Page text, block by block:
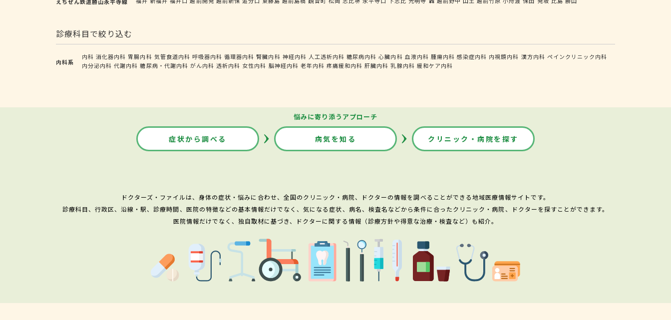
診療科目で絞り込む
内科系
内科 消化器内科 胃腸内科 気管食道内科 呼吸器内科 循環器内科 腎臓内科 神経内科 人工透析内科 糖尿病内科 心臓内科 血液内科 腫瘍内科 感染症内科 内視鏡内科 漢方内科 ペインクリニック内科
内分泌内科 代謝内科 糖尿病・代謝内科 がん内科 透析内科 女性内科 脳神経内科 老年内科 疼痛緩和内科 肝臓内科 乳腺内科 緩和ケア内科
悩みに寄り添うアプローチ
症状から調べる 病気を知る クリニック・病院を探す
ドクターズ・ファイルは、身体の症状・悩みに合わせ、全国のクリニック・病院、ドクターの情報を調べることができる地域医療情報サイトです。
診療科目、行政区、沿線・駅、診療時間、医院の特徴などの基本情報だけでなく、気になる症状、病名、検査名などから条件に合ったクリニック・病院、ドクターを探すことができます。
医院情報だけでなく、独自取材に基づき、ドクターに関する情報（診療方針や得意な治療・検査など）も紹介。